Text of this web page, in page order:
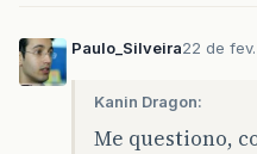
Paulo_Silveira22 de fev.
Kanin Dragon:
Me questiono,